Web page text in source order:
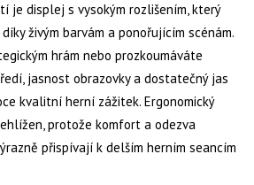
je displej s vysokým rozlišením, který
živým barvám a ponořujícím scénám.
hrám nebo prozkoumáváte
jasnost obrazovky a dostatečný jas
kvalitní herní zážitek. Ergonomický
protože komfort a odezva
přispívají k delším herním seancím